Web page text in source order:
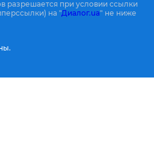
разрешается при условии ссылки
на "Диалог.ua" не ниже